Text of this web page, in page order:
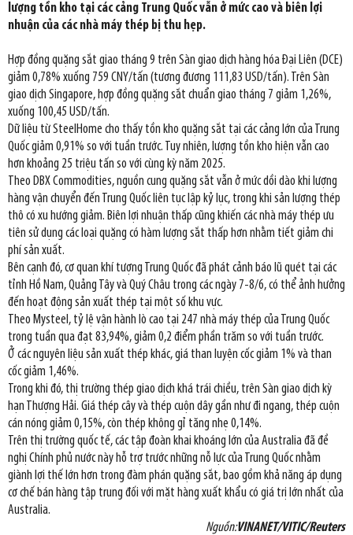
lượng tồn kho tại các cảng Trung Quốc vẫn ở mức cao và biên lợi
nhuận của các nhà máy thép bị thu hẹp.
Hợp đồng quặng sắt giao tháng 9 trên Sàn giao dịch hàng hóa Đại Liên (DCE)
giảm 0,78% xuống 759 CNY/tấn (tương đương 111,83 USD/tấn). Trên Sàn
giao dịch Singapore, hợp đồng quặng sắt chuẩn giao tháng 7 giảm 1,26%,
xuống 100,45 USD/tấn.
Dữ liệu từ SteelHome cho thấy tồn kho quặng sắt tại các cảng lớn của Trung
Quốc giảm 0,91% so với tuần trước. Tuy nhiên, lượng tồn kho hiện vẫn cao
hơn khoảng 25 triệu tấn so với cùng kỳ năm 2025.
Theo DBX Commodities, nguồn cung quặng sắt vẫn ở mức dồi dào khi lượng
hàng vận chuyển đến Trung Quốc liên tục lập kỷ lục, trong khi sản lượng thép
thô có xu hướng giảm. Biên lợi nhuận thấp cũng khiến các nhà máy thép ưu
tiên sử dụng các loại quặng có hàm lượng sắt thấp hơn nhằm tiết giảm chi
phí sản xuất.
Bên cạnh đó, cơ quan khí tượng Trung Quốc đã phát cảnh báo lũ quét tại các
tỉnh Hồ Nam, Quảng Tây và Quý Châu trong các ngày 7-8/6, có thể ảnh hưởng
đến hoạt động sản xuất thép tại một số khu vực.
Theo Mysteel, tỷ lệ vận hành lò cao tại 247 nhà máy thép của Trung Quốc
trong tuần qua đạt 83,94%, giảm 0,2 điểm phần trăm so với tuần trước.
Ở các nguyên liệu sản xuất thép khác, giá than luyện cốc giảm 1% và than
cốc giảm 1,46%.
Trong khi đó, thị trường thép giao dịch khá trái chiều, trên Sàn giao dịch kỳ
hạn Thượng Hải. Giá thép cây và thép cuộn dây gần như đi ngang, thép cuộn
cán nóng giảm 0,15%, còn thép không gỉ tăng nhẹ 0,14%.
Trên thị trường quốc tế, các tập đoàn khai khoáng lớn của Australia đã đề
nghị Chính phủ nước này hỗ trợ trước những nỗ lực của Trung Quốc nhằm
giành lợi thế lớn hơn trong đàm phán quặng sắt, bao gồm khả năng áp dụng
cơ chế bán hàng tập trung đối với mặt hàng xuất khẩu có giá trị lớn nhất của
Australia.
Nguồn:VINANET/VITIC/Reuters